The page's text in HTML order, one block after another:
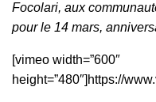
Focolari, aux
pour le 14 mars,
[vimeo width=”600″
height=”480″]https://